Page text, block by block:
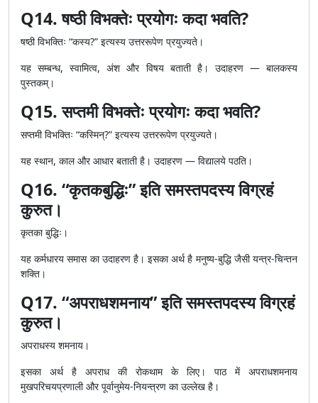
Q14. षष्ठी विभक्तेः प्रयोगः कदा भवति?
षष्ठी विभक्तिः “कस्य?” इत्यस्य उत्तररूपेण प्रयुज्यते।
यह सम्बन्ध, स्वामित्व, अंश और विषय बताती है। उदाहरण — बालकस्य
पुस्तकम्।
Q15. सप्तमी विभक्तेः प्रयोगः कदा भवति?
सप्तमी विभक्तिः “कस्मिन्?” इत्यस्य उत्तररूपेण प्रयुज्यते।
यह स्थान, काल और आधार बताती है। उदाहरण — विद्यालये पठति।
Q16. “कृतकबुद्धिः” इति समस्तपदस्य विग्रहं
कुरुत।
कृतका बुद्धिः।
यह कर्मधारय समास का उदाहरण है। इसका अर्थ है मनुष्य-बुद्धि जैसी यन्त्र-चिन्तन
शक्ति।
Q17. “अपराधशमनाय” इति समस्तपदस्य विग्रहं
कुरुत।
अपराधस्य शमनाय।
इसका अर्थ है अपराध की रोकथाम के लिए। पाठ में अपराधशमनाय
मुखपरिचयप्रणाली और पूर्वानुमेय-नियन्त्रण का उल्लेख है।